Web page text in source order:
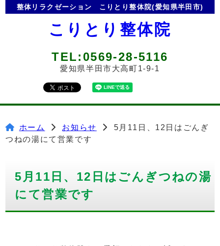
整体リラクゼーション こりとり整体院(愛知県半田市)
こりとり整体院
TEL:0569-28-5116
愛知県半田市大高町1-9-1
ホーム お知らせ
5月11日、12日はごんぎ
つねの湯にて営業です
5月11日、12日はごんぎつねの湯
にて営業です